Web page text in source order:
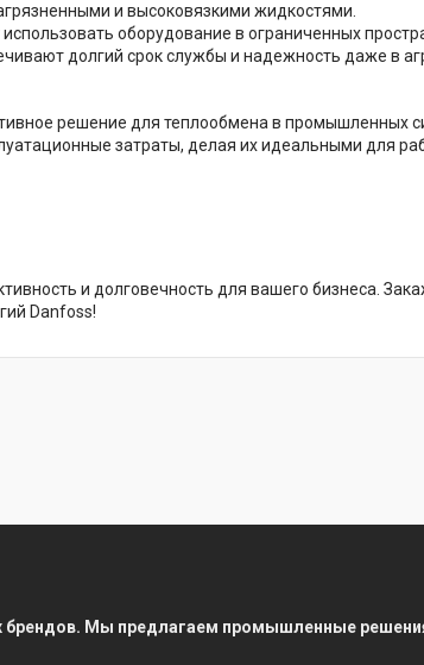
и высоковязкими жидкостями.
оборудование в ограниченных
долгий срок службы и надежность даже в
решение для теплообмена в промышленных
затраты, делая их идеальными для
и долговечность для вашего бизнеса.
Danfoss!
брендов. Мы предлагаем промышленные